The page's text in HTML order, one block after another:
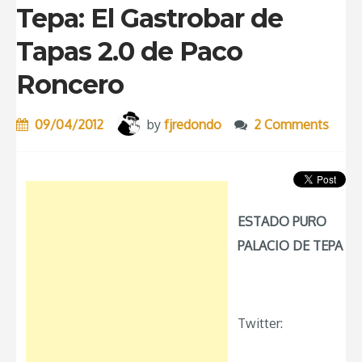
Tepa: El Gastrobar de
Tapas 2.0 de Paco
Roncero
09/04/2012 by fjredondo 2 Comments
ESTADO PURO
PALACIO DE TEPA
Twitter: